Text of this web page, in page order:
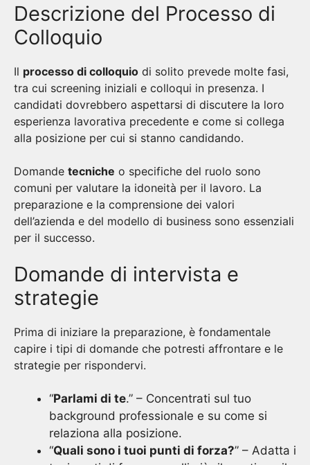
Descrizione del Processo di
Colloquio
Il processo di colloquio di solito prevede molte fasi,
tra cui screening iniziali e colloqui in presenza. I
candidati dovrebbero aspettarsi di discutere la loro
esperienza lavorativa precedente e come si collega
alla posizione per cui si stanno candidando.
Domande tecniche o specifiche del ruolo sono
comuni per valutare la idoneità per il lavoro. La
preparazione e la comprensione dei valori
dell’azienda e del modello di business sono essenziali
per il successo.
Domande di intervista e
strategie
Prima di iniziare la preparazione, è fondamentale
capire i tipi di domande che potresti affrontare e le
strategie per rispondervi.
“Parlami di te.” – Concentrati sul tuo
background professionale e su come si
relaziona alla posizione.
“Quali sono i tuoi punti di forza?” – Adatta i